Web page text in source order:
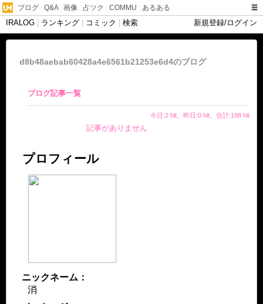
ブログ Q&A| 画像 占ツク COMMU あるある
IRALOG ランキング コミック 検索 新規登録/ログイン
d8b48aebab60428a4e6561b21253e6d4のブログ
ブログ記事一覧
今日:2 hit、昨日:0 hit、合計:198 hit
記事がありません
プロフィール
ニックネーム：
消